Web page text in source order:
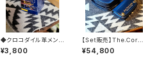
◆クロコダイル革メンテ
ナンス【レプタイルクリ
ーム】◆
¥3,800
【Set販売】The.Cordo
van.xxx.NAVY.BLUE.
Edition// JACK.RIDE.
¥54,800